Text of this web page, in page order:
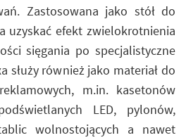
Zastosowana jako stół do
uzyskać efekt zwielokrotnienia
sięgania po specjalistyczne
służy również jako materiał do
m.in. kasetonów
LED, pylonów,
wolnostojących a nawet